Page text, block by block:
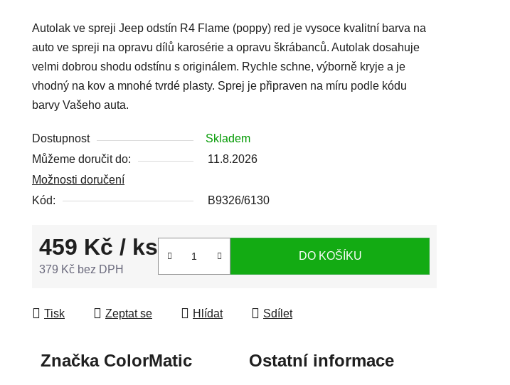
je
0,0
z
5
hvězdiček.
Autolak ve spreji Jeep odstín R4 Flame (poppy) red je vysoce kvalitní barva na
auto ve spreji na opravu dílů karosérie a opravu škrábanců. Autolak dosahuje
velmi dobrou shodu odstínu s originálem. Rychle schne, výborně kryje a je
vhodný na kov a mnohé tvrdé plasty. Sprej je připraven na míru podle kódu
barvy Vašeho auta.
Dostupnost
Skladem
Můžeme doručit do:
11.8.2026
Možnosti doručení
Kód:
B9326/6130
459 Kč / ks
379 Kč bez DPH
DO KOŠÍKU
Tisk Zeptat se Hlídat Sdílet
ZnačkaColorMatic Ostatní informace